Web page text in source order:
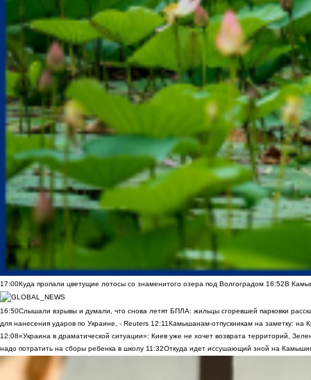
17:00Куда пропали цветущие лотосы со знаменитого озера под Волгоградом 16:52В
16:50Слышали взрывы и думали, что снова летят БПЛА: жильцы сгоревшей парковки
для нанесения ударов по Украине, - Reuters 12:11Камышанам-отпускникам на заметку: на
12:08«Украина в драматической ситуации»: Киев уже не хочет возврата территорий,
надо потратить на сборы ребенка в школу 11:32Откуда идет иссушающий зной на